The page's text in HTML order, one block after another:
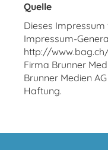
Quelle
Dieses
Impressum-
http://
Firma Brunner
Brunner Medien
Haftung.